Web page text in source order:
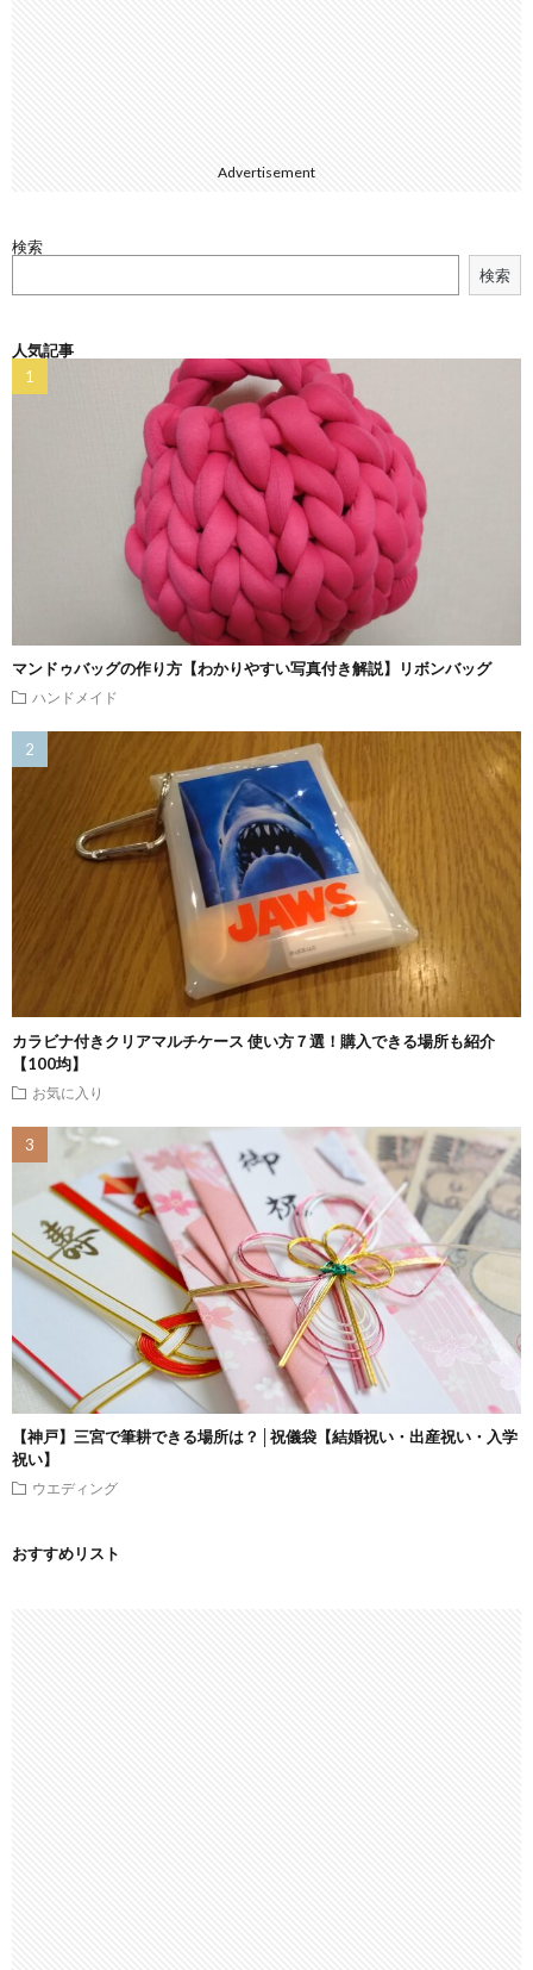
Advertisement
検索
検索
人気記事
マンドゥバッグの作り方【わかりやすい写真付き解説】リボンバッグ
ハンドメイド
カラビナ付きクリアマルチケース 使い方７選！購入できる場所も紹介
【100均】
お気に入り
【神戸】三宮で筆耕できる場所は？│祝儀袋【結婚祝い・出産祝い・入学
祝い】
ウエディング
おすすめリスト